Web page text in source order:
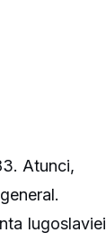
Atunci,
Iugoslaviei